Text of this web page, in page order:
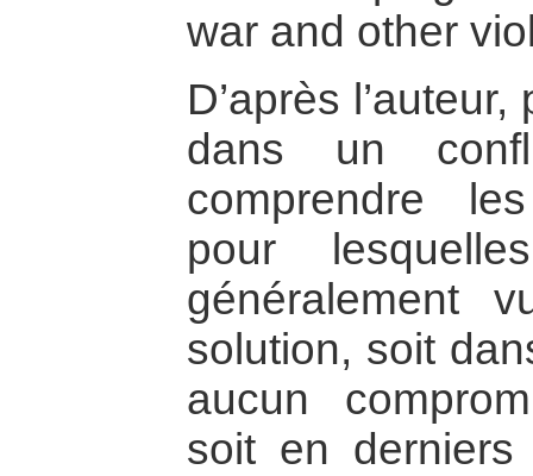
war and other
D’après
dans un
comprendre
pour
généralement
solution, soit
aucun
soit en